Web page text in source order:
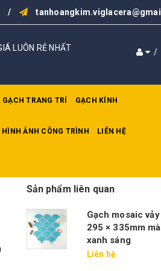
/
LUÔN RẺ NHẤT /
GẠCH TRANG TRÍ GẠCH KÍNH
HÌNH ẢNH CÔNG TRÌNH LIÊN HỆ
Sản phẩm liên quan
Gạch mosaic
295 × 335mm
xanh sáng
Liên hệ